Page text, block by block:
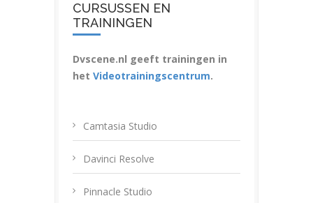
CURSUSSEN EN
TRAININGEN
Dvscene.nl geeft trainingen in
het Videotrainingscentrum.
Camtasia Studio
Davinci Resolve
Pinnacle Studio